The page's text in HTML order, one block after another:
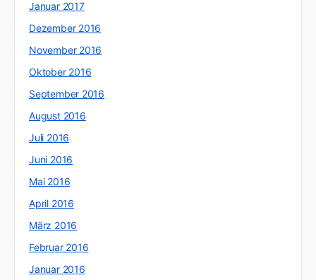
Januar 2017
Dezember 2016
November 2016
Oktober 2016
September 2016
August 2016
Juli 2016
Juni 2016
Mai 2016
April 2016
März 2016
Februar 2016
Januar 2016